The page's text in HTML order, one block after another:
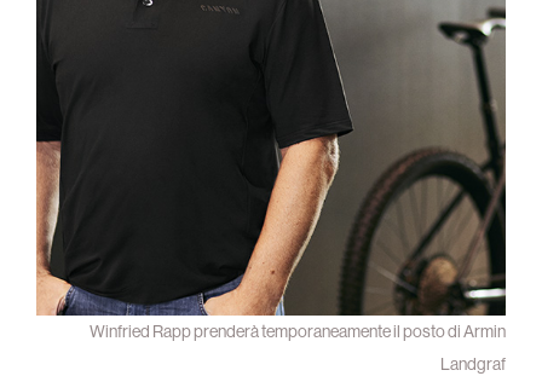
Winfried Rapp prenderà temporaneamente il posto di Armin
Landgraf